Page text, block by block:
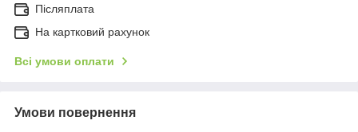
Післяплата
На картковий рахунок
Всі умови оплати
Умови повернення